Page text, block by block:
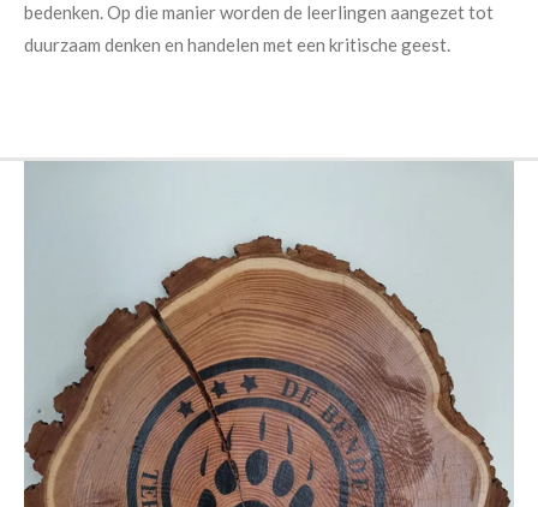
bedenken. Op die manier worden de leerlingen aangezet tot
duurzaam denken en handelen met een kritische geest.